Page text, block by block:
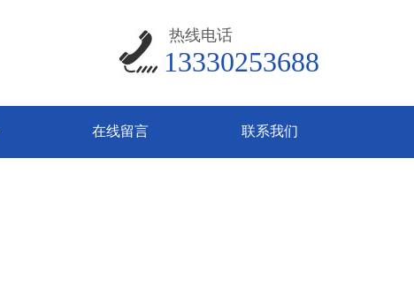
热线电话
13330253688​
在线留言 联系我们